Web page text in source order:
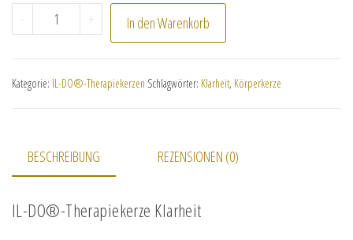
- IL-DO®-Therapiekerze Klarheit Menge
+ In den Warenkorb
Kategorie: IL-DO®-Therapiekerzen Schlagwörter: Klarheit, Körperkerze
BESCHREIBUNG REZENSIONEN (0)
IL-DO®-Therapiekerze Klarheit